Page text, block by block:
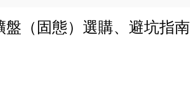
（固態）選購、避坑指南